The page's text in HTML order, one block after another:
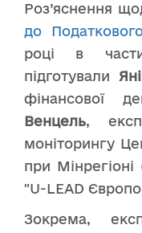
Роз’яснення
до
році в
підготували
фінансової
Венцель,
моніторингу
при
"U-LEAD
Зокрема,